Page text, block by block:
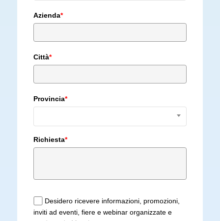
Azienda*
Città*
Provincia*
Richiesta*
Desidero ricevere informazioni, promozioni,
inviti ad eventi, fiere e webinar organizzate e